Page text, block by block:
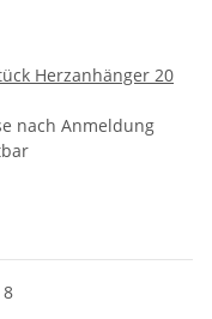
Herzanhänger 20
nach Anmeldung